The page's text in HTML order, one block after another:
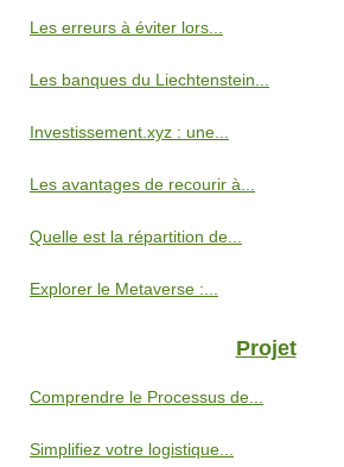
Les erreurs à éviter lors...
Les banques du Liechtenstein...
Investissement.xyz : une...
Les avantages de recourir à...
Quelle est la répartition de...
Explorer le Metaverse :...
Projet
Comprendre le Processus de...
Simplifiez votre logistique...